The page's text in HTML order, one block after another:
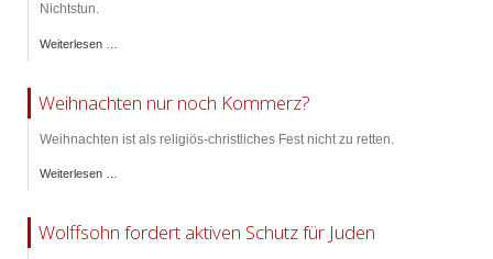
Nichtstun.
Weiterlesen …
Weihnachten nur noch Kommerz?
Weihnachten ist als religiös-christliches Fest nicht zu retten.
Weiterlesen …
Wolffsohn fordert aktiven Schutz für Juden